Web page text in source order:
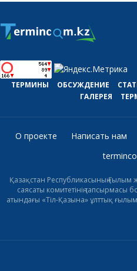
ТЕРМИНЫ ОБСУЖДЕНИЕ
ГАЛЕРЕЯ
О проекте Написать нам
Қазақстан Республикасының Ғылым
саясаты комитетінің
атындағы «Тіл-Қазына» ұлттық